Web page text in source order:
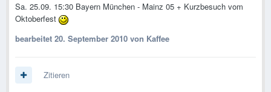
Sa. 25.09. 15:30 Bayern München - Mainz 05 + Kurzbesuch vom
Oktoberfest
bearbeitet 20. September 2010 von Kaffee
Zitieren